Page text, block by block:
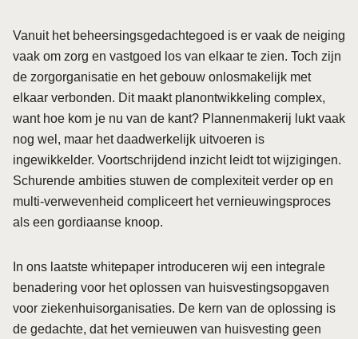
Vanuit het beheersings­gedachtegoed is er vaak de neiging
vaak om zorg en vastgoed los van elkaar te zien. Toch zijn
de zorgorganisatie en het gebouw onlosmakelijk met
elkaar verbonden. Dit maakt planontwikkeling complex,
want hoe kom je nu van de kant? Plannenmakerij lukt vaak
nog wel, maar het daadwerkelijk uitvoeren is
ingewikkelder. Voortschrijdend inzicht leidt tot wijzigingen.
Schurende ambities stuwen de complexiteit verder op en
multi-verwevenheid compliceert het vernieuwingsproces
als een gordiaanse knoop.
In ons laatste whitepaper introduceren wij een integrale
benadering voor het oplossen van huisvestingsopgaven
voor ziekenhuisorganisaties. De kern van de oplossing is
de gedachte, dat het vernieuwen van huisvesting geen